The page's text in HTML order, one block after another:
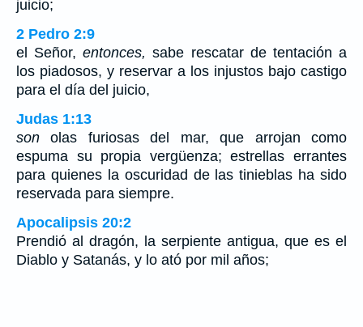
juicio;
2 Pedro 2:9
el Señor,entonces, sabe rescatar de tentación a
los piadosos, y reservar a los injustos bajo castigo
para el día del juicio,
Judas 1:13
son olas furiosas del mar, que arrojan como
espuma su propia vergüenza; estrellas errantes
para quienes la oscuridad de las tinieblas ha sido
reservada para siempre.
Apocalipsis 20:2
Prendió al dragón, la serpiente antigua, que es el
Diablo y Satanás, y lo ató por mil años;